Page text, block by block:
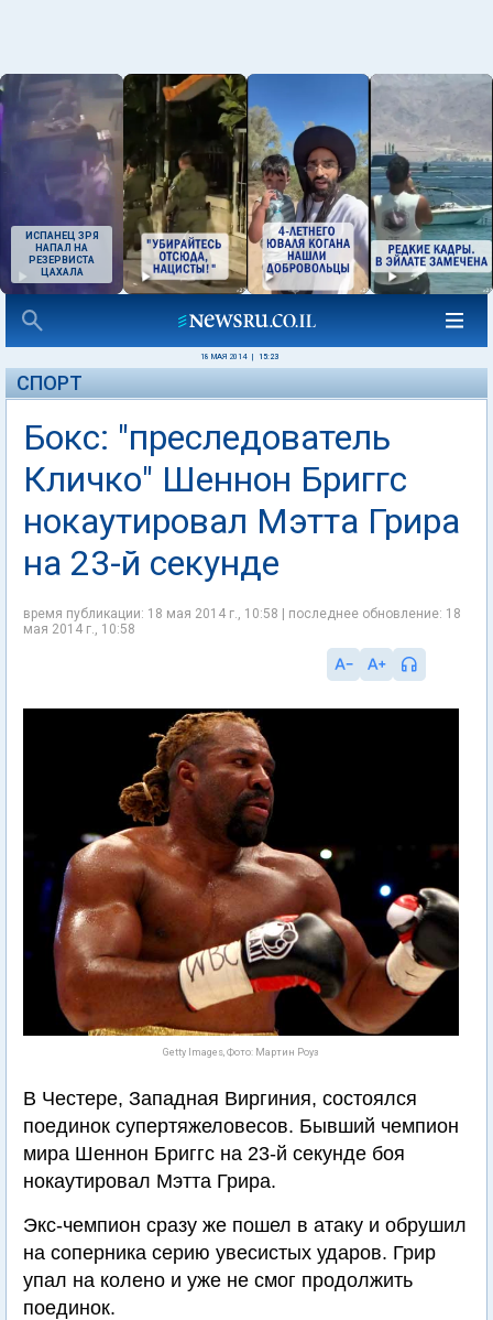
ИСПАНЕЦ ЗРЯ
НАПАЛ НА
РЕЗЕРВИСТА
ЦАХАЛА
18 МАЯ 2014 15:23
СПОРТ
Бокс: "преследователь
Кличко" Шеннон Бриггс
нокаутировал Мэтта Грира
на 23-й секунде
время публикации: 18 мая 2014 г., 10:58 | последнее обновление: 18
мая 2014 г., 10:58
Getty Images, Фото: Мартин Роуз
В Честере, Западная Виргиния, состоялся
поединок супертяжеловесов. Бывший чемпион
мира Шеннон Бриггс на 23-й секунде боя
нокаутировал Мэтта Грира.
Экс-чемпион сразу же пошел в атаку и обрушил
на соперника серию увесистых ударов. Грир
упал на колено и уже не смог продолжить
поединок.